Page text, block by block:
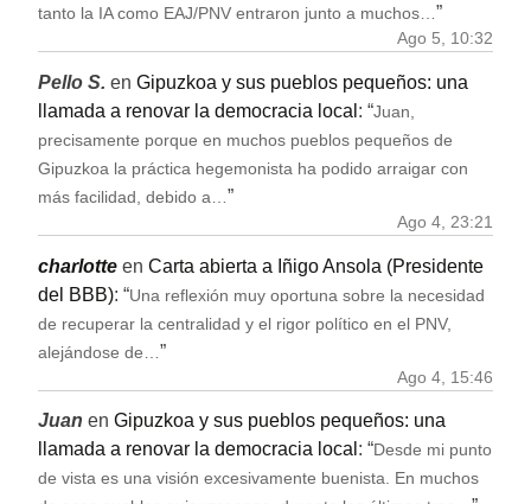
tanto la IA como EAJ/PNV entraron junto a muchos… ”
Ago 5, 10:32
Pello S. en Gipuzkoa y sus pueblos pequeños: una
llamada a renovar la democracia local : “Juan,
precisamente porque en muchos pueblos pequeños de
Gipuzkoa la práctica hegemonista ha podido arraigar con
más facilidad, debido a… ”
Ago 4, 23:21
charlotte en Carta abierta a Iñigo Ansola (Presidente
del BBB): “Una reflexión muy oportuna sobre la necesidad
de recuperar la centralidad y el rigor político en el PNV,
alejándose de… ”
Ago 4, 15:46
Juan en Gipuzkoa y sus pueblos pequeños: una
llamada a renovar la democracia local : “Desde mi punto
de vista es una visión excesivamente buenista. En muchos